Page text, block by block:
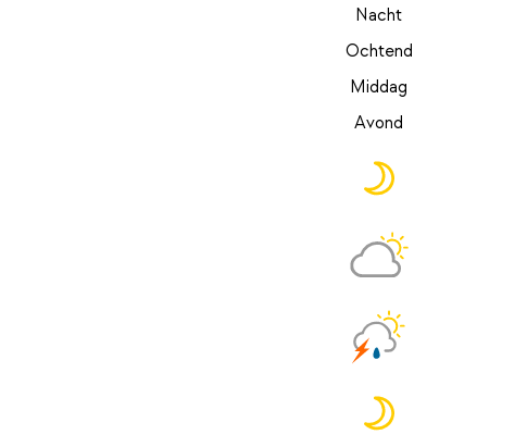
Nacht
Ochtend
Middag
Avond